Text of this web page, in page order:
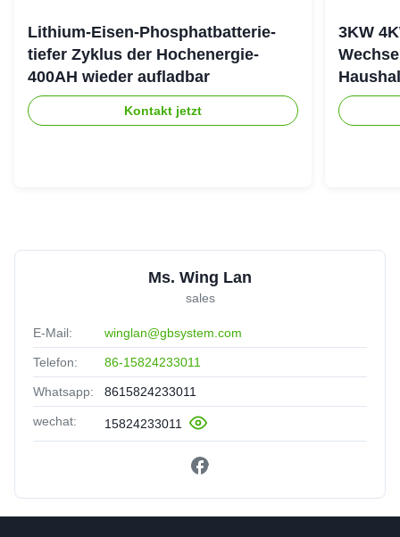
Lithium-Eisen-Phosphatbatterie-
tiefer Zyklus der Hochenergie-
400AH wieder aufladbar
Kontakt jetzt
3KW
Ms. Wing Lan
sales
E-Mail: winglan@gbsystem.com
Telefon: 86-15824233011
Whatsapp: 8615824233011
wechat: 15824233011